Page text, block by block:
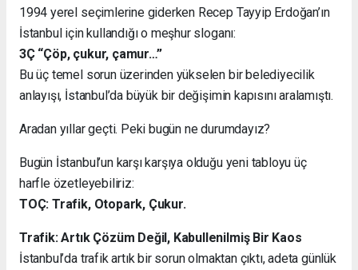
1994 yerel seçimlerine giderken Recep Tayyip Erdoğan’ın
İstanbul için kullandığı o meşhur sloganı:
3Ç “Çöp, çukur, çamur…”
Bu üç temel sorun üzerinden yükselen bir belediyecilik
anlayışı, İstanbul’da büyük bir değişimin kapısını aralamıştı.
Aradan yıllar geçti. Peki bugün ne durumdayız?
Bugün İstanbul’un karşı karşıya olduğu yeni tabloyu üç
harfle özetleyebiliriz:
TOÇ: Trafik, Otopark, Çukur.
Trafik: Artık Çözüm Değil, Kabullenilmiş Bir Kaos
İstanbul’da trafik artık bir sorun olmaktan çıktı, adeta günlük